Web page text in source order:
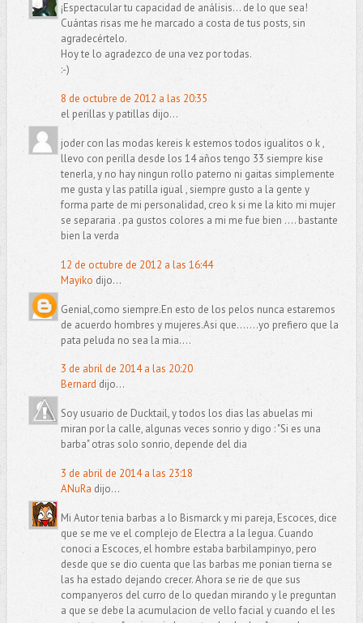
¡Espectacular tu capacidad de análisis... de lo que sea!
Cuántas risas me he marcado a costa de tus posts, sin
agradecértelo.
Hoy te lo agradezco de una vez por todas.
:-)
8 de octubre de 2012 a las 20:35
el perillas y patillas dijo...
joder con las modas kereis k estemos todos igualitos o k ,
llevo con perilla desde los 14 años tengo 33 siempre kise
tenerla, y no hay ningun rollo paterno ni gaitas simplemente
me gusta y las patilla igual , siempre gusto a la gente y
forma parte de mi personalidad, creo k si me la kito mi mujer
se separaria . pa gustos colores a mi me fue bien .... bastante
bien la verda
12 de octubre de 2012 a las 16:44
Mayiko dijo...
Genial,como siempre.En esto de los pelos nunca estaremos
de acuerdo hombres y mujeres.Asi que.......yo prefiero que la
pata peluda no sea la mia....
3 de abril de 2014 a las 20:20
Bernard dijo...
Soy usuario de Ducktail, y todos los dias las abuelas mi
miran por la calle, algunas veces sonrio y digo : "Si es una
barba" otras solo sonrio, depende del dia
3 de abril de 2014 a las 23:18
ANuRa dijo...
Mi Autor tenia barbas a lo Bismarck y mi pareja, Escoces, dice
que se me ve el complejo de Electra a la legua. Cuando
conoci a Escoces, el hombre estaba barbilampinyo, pero
desde que se dio cuenta que las barbas me ponian tierna se
las ha estado dejando crecer. Ahora se rie de que sus
companyeros del curro de lo quedan mirando y le preguntan
a que se debe la acumulacion de vello facial y cuando el les